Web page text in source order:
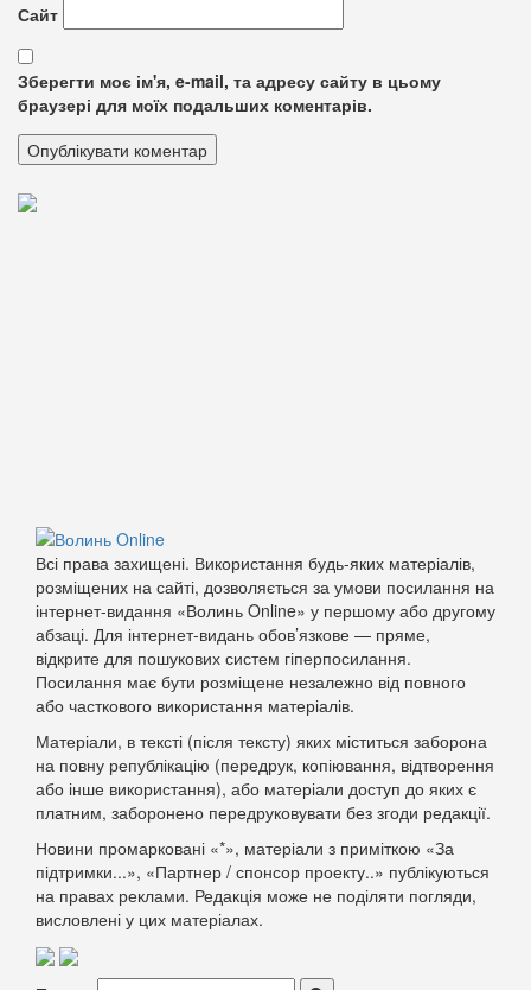
Сайт
Зберегти моє ім'я, e-mail, та адресу сайту в цьому
браузері для моїх подальших коментарів.
Всі права захищені. Використання будь-яких матеріалів,
розміщених на сайті, дозволяється за умови посилання на
інтернет-видання «Волинь Online» у першому або другому
абзаці. Для інтернет-видань обов’язкове — пряме,
відкрите для пошукових систем гіперпосилання.
Посилання має бути розміщене незалежно від повного
або часткового використання матеріалів.
Матеріали, в тексті (після тексту) яких міститься заборона
на повну републікацію (передрук, копіювання, відтворення
або інше використання), або матеріали доступ до яких є
платним, заборонено передруковувати без згоди редакції.
Новини промарковані «*», матеріали з приміткою «За
підтримки...», «Партнер / спонсор проекту..» публікуються
на правах реклами. Редакція може не поділяти погляди,
висловлені у цих матеріалах.